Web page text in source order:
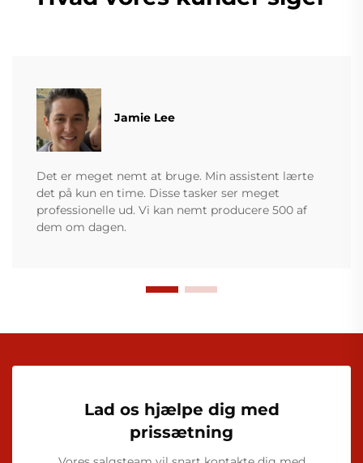
Jamie Lee
Det er meget nemt at bruge. Min assistent lærte
det på kun en time. Disse tasker ser meget
professionelle ud. Vi kan nemt producere 500 af
dem om dagen.
Lad os hjælpe dig med
prissætning